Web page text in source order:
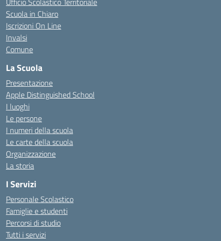
Scuola in Chiaro
Iscrizioni On Line
Invalsi
Comune
La Scuola
Presentazione
Apple Distinguished School
I luoghi
Le persone
I numeri della scuola
Le carte della scuola
Organizzazione
La storia
I Servizi
Personale Scolastico
Famiglie e studenti
Percorsi di studio
Tutti i servizi